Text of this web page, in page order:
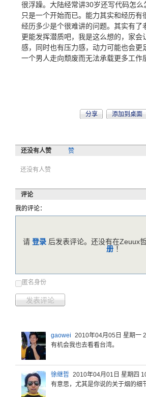
很浮躁。大陆经常讲30岁还写代码怎么
只是一个开始而已。能力其实和经历有
经历多少是个很难讲的问题。其实有了
更能发挥潜质吧，我是这么想的，家会
感，同时也有压力感，动力可能也会更
一个男人走向颓废而无法承载更多工作
分享 添加到桌面
还没有人赞 赞
还没有人赞
评论
我的评论：
匿名身份
发表评论
请 登录 后发表评论。还没有在Zeuux
册 ！
gaowei 2010年04月05日 星期一
有机会我也去看看台湾。
徐继哲 2010年04月01日 星期四
有意思，尤其是你说的关于烟的细